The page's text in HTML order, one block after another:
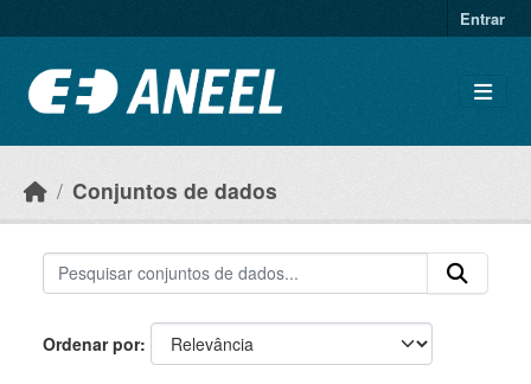
Entrar
Conjuntos de dados
Ordenar por